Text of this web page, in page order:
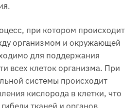
при котором происходит
организмом и окружающей
для поддержания
всех клеток организма. При
системы происходит
кислорода в клетки, что